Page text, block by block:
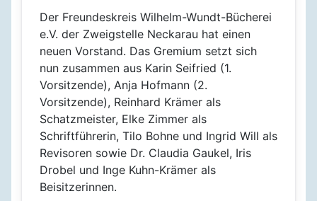
Der Freundeskreis Wilhelm-Wundt-Bücherei
e.V. der Zweigstelle Neckarau hat einen
neuen Vorstand. Das Gremium setzt sich
nun zusammen aus Karin Seifried (1.
Vorsitzende), Anja Hofmann (2.
Vorsitzende), Reinhard Krämer als
Schatzmeister, Elke Zimmer als
Schriftführerin, Tilo Bohne und Ingrid Will als
Revisoren sowie Dr. Claudia Gaukel, Iris
Drobel und Inge Kuhn-Krämer als
Beisitzerinnen.